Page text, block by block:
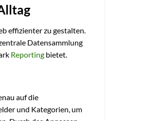
effizienter zu gestalten.
Datensammlung
Reporting bietet.
auf die
und Kategorien, um